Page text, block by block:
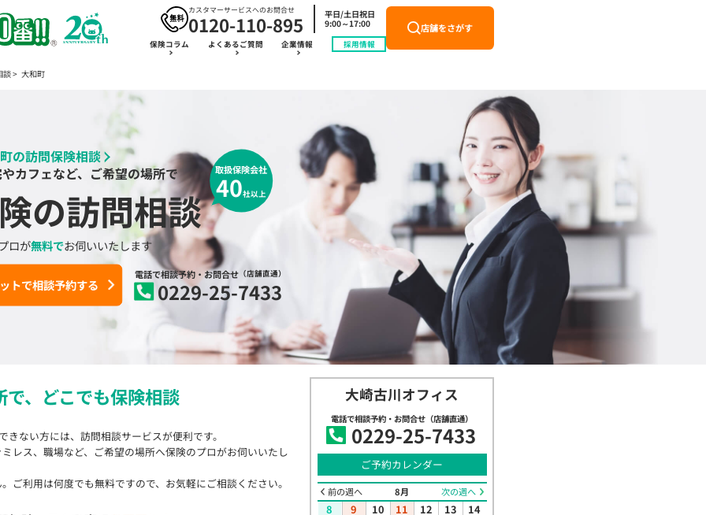
カスタマーサービスへのお問合せ
0120-110-895
平日/土日祝日
9:00～17:00
保険コラム よくあるご質問 企業情報 採用情報
店舗をさがす
談 大和町
の訪問保険相談
カフェなど、ご希望の場所で
の訪問相談
ロが無料でお伺いいたします
取扱保険会社
40社以上
電話で相談予約・お問合せ（店舗直通）
0229-25-7433
トで相談予約する
、 どこでも保険相談
きない方には、訪問相談サービスが便利です。
レス、職場など、ご希望の場所へ保険のプロがお伺いいたし
ご利用は何度でも無料ですので、お気軽にご相談ください。
大崎古川オフィス
ご予約カレンダー
前の週へ 8月 次の週へ
8 9 10 11 12 13 14
電話で相談予約・お問合せ（店舗直通）
0229-25-7433